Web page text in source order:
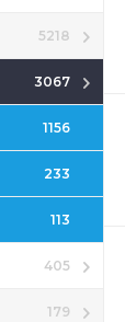
5218
3067
1156
233
113
405
179